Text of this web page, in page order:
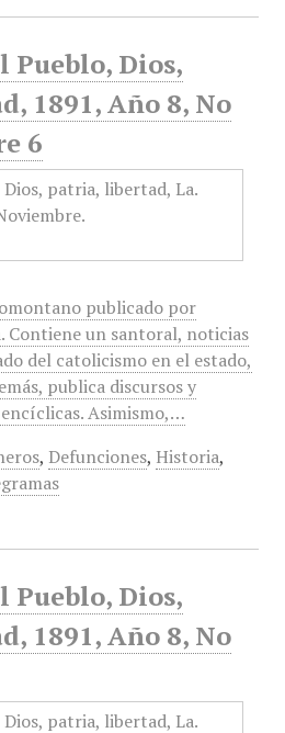
Pueblo, Dios,
1891, Año 8, No
6
publicado por
Contiene un santoral, noticias
del catolicismo en el estado,
publica discursos y
Asimismo,…
, Defunciones, Historia,
Pueblo, Dios,
1891, Año 8, No